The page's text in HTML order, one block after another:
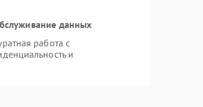
данных
работа с
и